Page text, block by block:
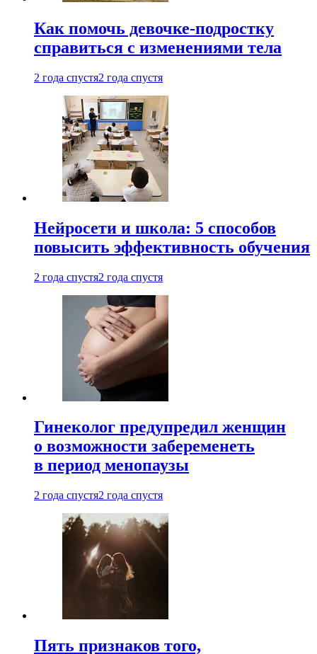
Как помочь девочке-подростку
справиться с изменениями тела
2 года спустя2 года спустя
Нейросети и школа: 5 способов
повысить эффективность обучения
2 года спустя2 года спустя
Гинеколог предупредил женщин
о возможности забеременеть
в период менопаузы
2 года спустя2 года спустя
Пять признаков того,